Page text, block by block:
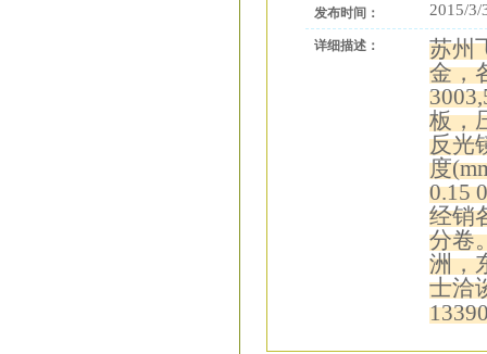
发布时间： 2015/3/
详细描述：
苏州
金，
板，
反光
度
0.15
经销
分卷
洲，
士洽